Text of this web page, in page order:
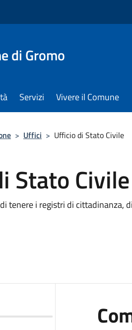
di Gromo
Servizi Vivere il Comune
> Uffici > Ufficio di Stato Civile
Stato Civile
tenere i registri di cittadinanza,